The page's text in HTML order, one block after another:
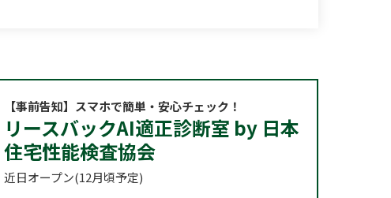
【事前告知】スマホで簡単・安心チェック！
リースバックAI適正診断室 by 日本
住宅性能検査協会
近日オープン(12月頃予定)